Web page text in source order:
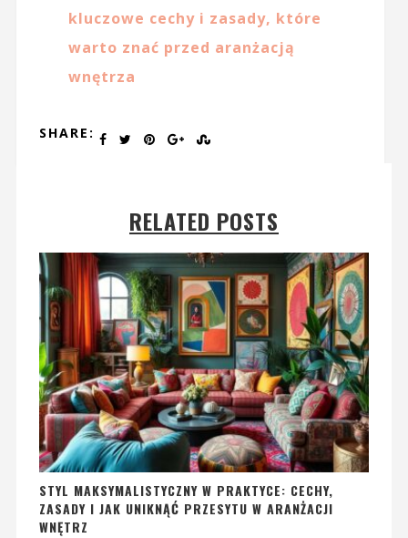
kluczowe cechy i zasady, które
warto znać przed aranżacją
wnętrza
SHARE:
RELATED POSTS
STYL MAKSYMALISTYCZNY W PRAKTYCE: CECHY,
ZASADY I JAK UNIKNĄĆ PRZESYTU W ARANŻACJI
WNĘTRZ